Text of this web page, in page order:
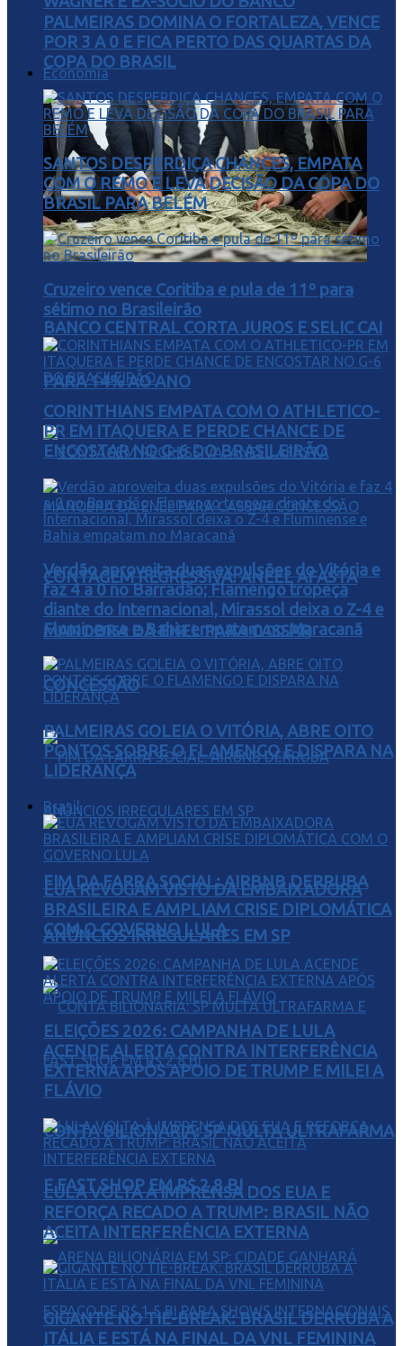
Economia
BANCO CENTRAL CORTA JUROS E SELIC CAI
PARA 14% AO ANO
CONTAGEM REGRESSIVA: ANEEL AFASTA
MANOBRA DA ENEL PARA CASSAR
CONCESSÃO
FIM DA FARRA SOCIAL: AIRBNB DERRUBA
ANÚNCIOS IRREGULARES EM SP
CONTA BILIONÁRIA: SP MULTA ULTRAFARMA
E FAST SHOP EM R$ 2,8 BI
PALMEIRAS DOMINA O FORTALEZA, VENCE
POR 3 A 0 E FICA PERTO DAS QUARTAS DA
COPA DO BRASIL
SANTOS DESPERDIÇA CHANCES, EMPATA
COM O REMO E LEVA DECISÃO DA COPA DO
BRASIL PARA BELÉM
Cruzeiro vence Coritiba e pula de 11º para
sétimo no Brasileirão
CORINTHIANS EMPATA COM O ATHLETICO-
PR EM ITAQUERA E PERDE CHANCE DE
ENCOSTAR NO G-6 DO BRASILEIRÃO
Verdão aproveita duas expulsões do Vitória e
faz 4 a 0 no Barradão; Flamengo tropeça
diante do Internacional, Mirassol deixa o Z-4 e
Fluminense e Bahia empatam no Maracanã
PALMEIRAS GOLEIA O VITÓRIA, ABRE OITO
PONTOS SOBRE O FLAMENGO E DISPARA NA
LIDERANÇA
Brasil
EUA REVOGAM VISTO DA EMBAIXADORA
BRASILEIRA E AMPLIAM CRISE DIPLOMÁTICA
COM O GOVERNO LULA
ELEIÇÕES 2026: CAMPANHA DE LULA
ACENDE ALERTA CONTRA INTERFERÊNCIA
EXTERNA APÓS APOIO DE TRUMP E MILEI A
FLÁVIO
LULA VOLTA À IMPRENSA DOS EUA E
REFORÇA RECADO A TRUMP: BRASIL NÃO
ACEITA INTERFERÊNCIA EXTERNA
GIGANTE NO TIE-BREAK: BRASIL DERRUBA A
ITÁLIA E ESTÁ NA FINAL DA VNL FEMININA